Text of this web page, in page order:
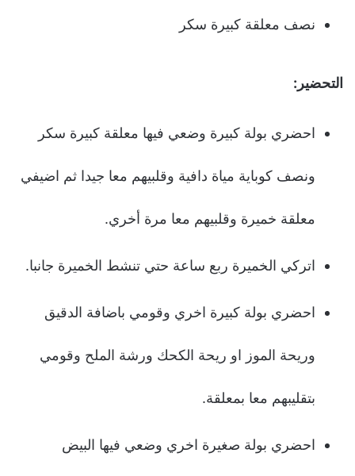
نصف معلقة كبيرة سكر
التحضير:
احضري بولة كبيرة وضعي فيها معلقة كبيرة سكر
ونصف كوباية مياة دافية وقلبيهم معا جيدا ثم اضيفي
معلقة خميرة وقلبيهم معا مرة أخري.
اتركي الخميرة ربع ساعة حتي تنشط الخميرة جانبا.
احضري بولة كبيرة اخري وقومي باضافة الدقيق
وريحة الموز او ريحة الكحك ورشة الملح وقومي
بتقليبهم معا بمعلقة.
احضري بولة صغيرة اخري وضعي فيها البيض